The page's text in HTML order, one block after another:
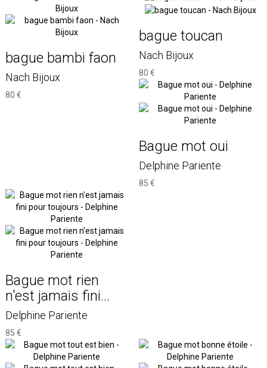
bague bambi faon
Nach Bijoux
80 €
bague toucan
Nach Bijoux
80 €
Bague mot oui
Delphine Pariente
85 €
Bague mot rien
n'est jamais fini...
Delphine Pariente
85 €